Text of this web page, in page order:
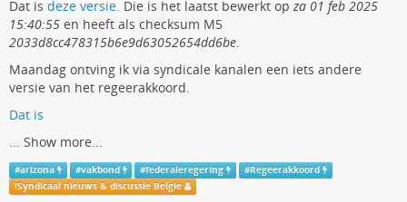
Dat is deze versie. Die is het laatst bewerkt op za 01 feb 2025
15:40:55 en heeft als checksum M5
2033d8cc478315b6e9d63052654dd6be
Maandag ontving ik via syndicale kanalen een iets andere
versie van het regeerakkoord.
Dat is
Show more...
#arizona #vakbond #federaleregering #Regeerakkoord
!Syndicaal nieuws & discussie Belgie